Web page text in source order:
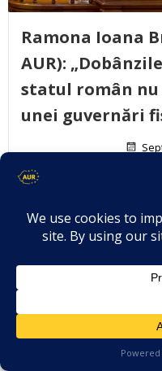
Ramona Ioana
AUR):
statul român nu
unei guvernări
Viceprim-ministrul